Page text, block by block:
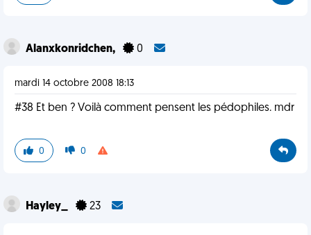
Alanxkonridchen, 0
mardi 14 octobre 2008 18:13
#38 Et ben ? Voilà comment pensent les pédophiles. mdr
0 0
Hayley_ 23